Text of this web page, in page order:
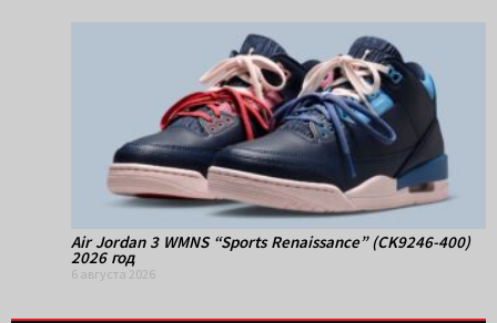
Air Jordan 3 WMNS “Sports Renaissance” (CK9246-400)
2026 год
6 августа 2026